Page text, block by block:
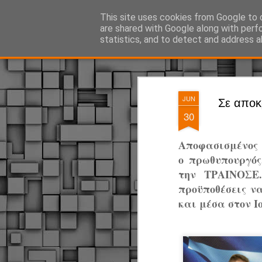
JUN
30
Σε
ο
την
προϋποθέσεις
και μέσα στον
This site uses cookies from Google to
are shared with Google along with
statistics, and to detect and address
ΔΗΜΟΤΙΚΗ ΑΣΤΥΝΟΜΙΑ, τα νέα!